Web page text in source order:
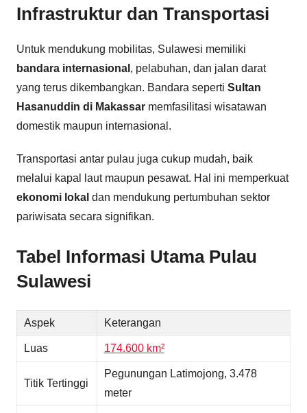
Infrastruktur dan Transportasi
Untuk mendukung mobilitas, Sulawesi memiliki
bandara internasional , pelabuhan, dan jalan darat
yang terus dikembangkan. Bandara seperti Sultan
Hasanuddin di Makassar memfasilitasi wisatawan
domestik maupun internasional.
Transportasi antar pulau juga cukup mudah, baik
melalui kapal laut maupun pesawat. Hal ini memperkuat
ekonomi lokal dan mendukung pertumbuhan sektor
pariwisata secara signifikan.
Tabel Informasi Utama Pulau
Sulawesi
Aspek Keterangan
Luas 174.600 km²
Titik Tertinggi
Pegunungan Latimojong, 3.478
meter